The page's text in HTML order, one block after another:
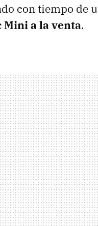
con tiempo de
Mini a la venta.